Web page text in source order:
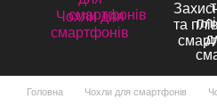
Чохли для
смартфонів
та
Головна Чохли для смартфонів